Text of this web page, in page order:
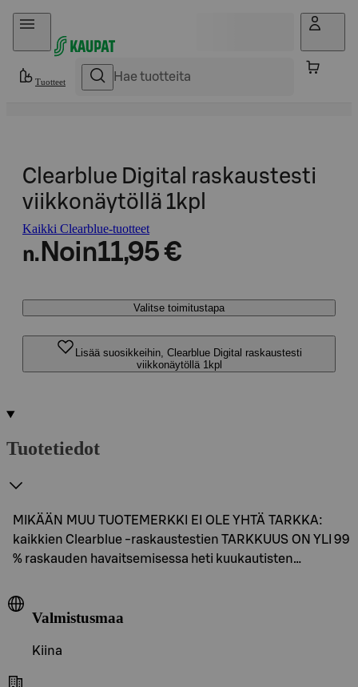
Hyppää sisältöön
Tuotteet
Clearblue Digital raskaustesti
viikkonäytöllä 1kpl
Kaikki Clearblue-tuotteet
n. Noin11,95 €
Valitse toimitustapa
Lisää suosikkeihin, Clearblue Digital raskaustesti
viikkonäytöllä 1kpl
Tuotetiedot
MIKÄÄN MUU TUOTEMERKKI EI OLE YHTÄ TARKKA:
kaikkien Clearblue -raskaustestien TARKKUUS ON YLI 99
% raskauden havaitsemisessa heti kuukautisten…
Valmistusmaa
Kiina